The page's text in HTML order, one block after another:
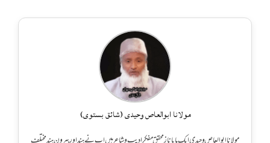
مولانا ابوالعاص وحیدی (شائق بستوی)